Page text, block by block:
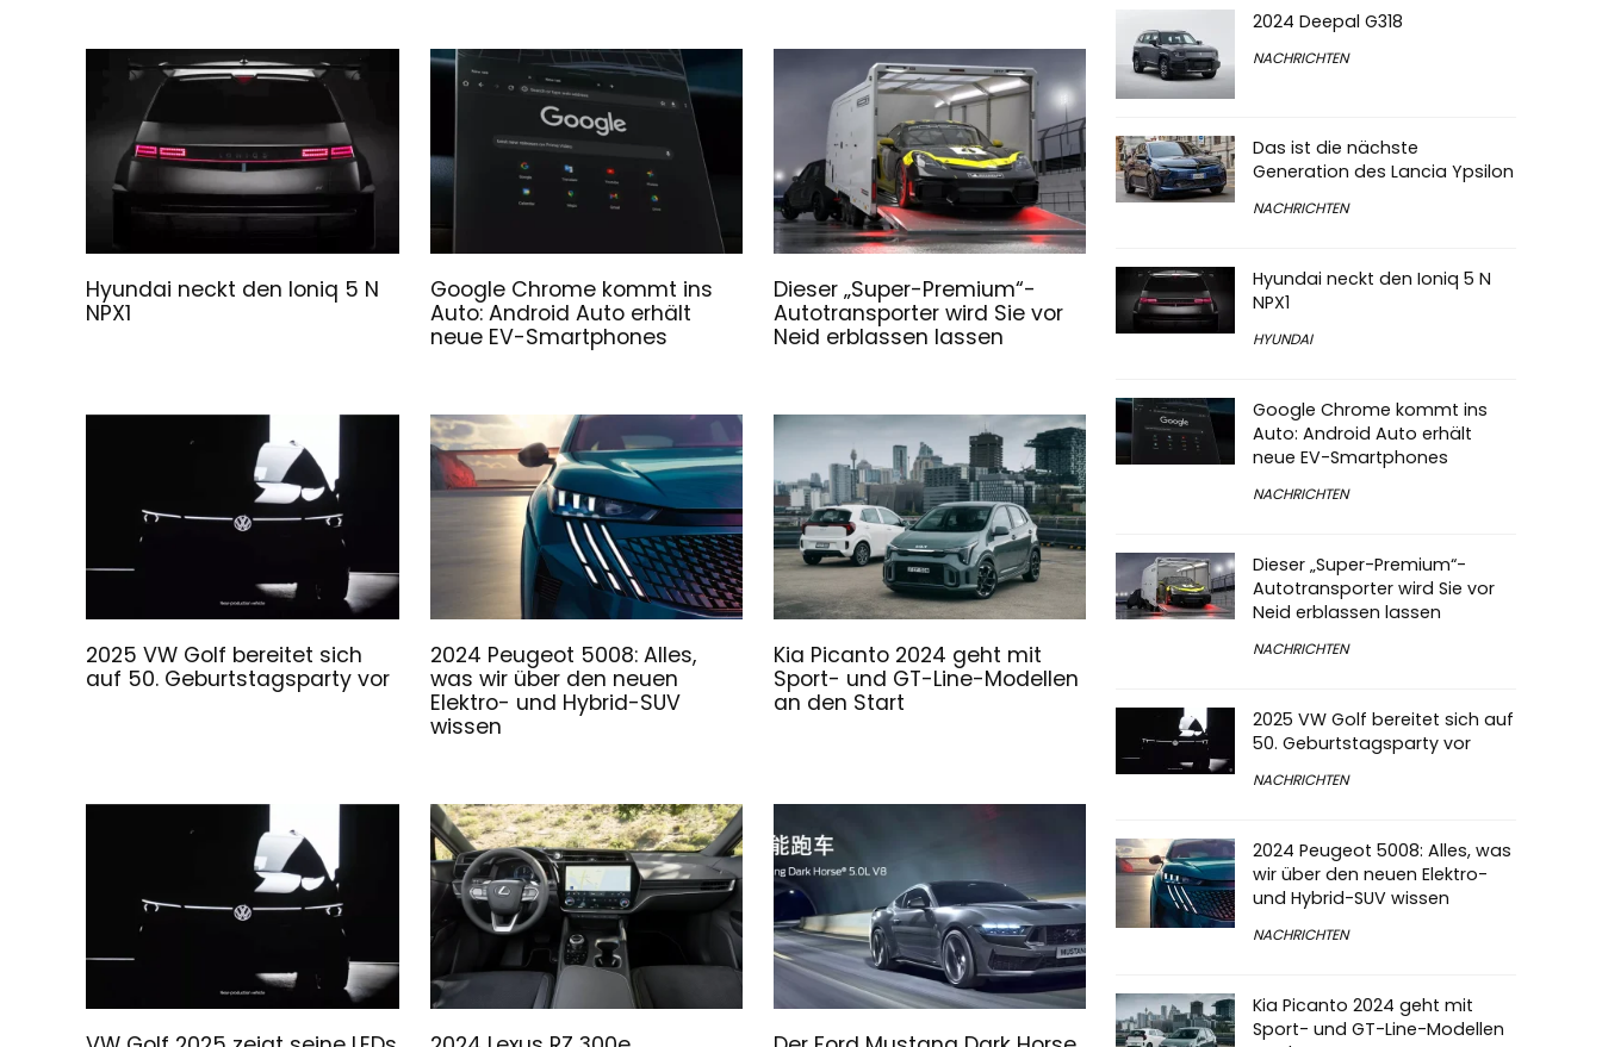
Hyundai neckt den Ioniq 5 N
NPX1
Google Chrome kommt ins
Auto: Android Auto erhält
neue EV-Smartphones
Dieser „Super-Premium“-
Autotransporter wird Sie vor
Neid erblassen lassen
2025 VW Golf bereitet sich
auf 50. Geburtstagsparty vor
2024 Peugeot 5008: Alles,
was wir über den neuen
Elektro- und Hybrid-SUV
wissen
Kia Picanto 2024 geht mit
Sport- und GT-Line-Modellen
an den Start
2024 Deepal G318
NACHRICHTEN
Das ist die nächste
Generation des Lancia Ypsilon
NACHRICHTEN
Hyundai neckt den Ioniq 5 N
NPX1
HYUNDAI
Google Chrome kommt ins
Auto: Android Auto erhält
neue EV-Smartphones
NACHRICHTEN
Dieser „Super-Premium“-
Autotransporter wird Sie vor
Neid erblassen lassen
NACHRICHTEN
2025 VW Golf bereitet sich auf
50. Geburtstagsparty vor
NACHRICHTEN
2024 Peugeot 5008: Alles, was
wir über den neuen Elektro-
und Hybrid-SUV wissen
NACHRICHTEN
Kia Picanto 2024 geht mit
Sport- und GT-Line-Modellen